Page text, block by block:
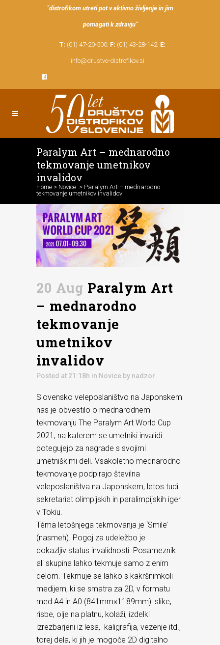
"distrofikom utreti pot v aktivno življenje in jim
pomagati k zdravju"
T: (01) 47-20-500; F: (01) 43-28-142; E:
info@drustvo-distrofikov.si
Paralym Art – mednarodno
tekmovanje umetnikov
invalidov
Home > Novice > Paralym Art – mednarodno
tekmovanje umetnikov invalidov
20 Aug Paralym Art
– mednarodno
tekmovanje
umetnikov
invalidov
Posted at 21:18h in Novice by nadzor
Slovensko veleposlaništvo na Japonskem
nas je obvestilo o mednarodnem
tekmovanju The Paralym Art World Cup
2021, na katerem se umetniki invalidi
potegujejo za nagrade s svojimi
umetniškimi deli. Vsakoletno mednarodno
tekmovanje podpirajo številna
veleposlaništva na Japonskem, letos tudi
sekretariat olimpijskih in paralimpijskih iger
v Tokiu.
Téma letošnjega tekmovanja je ‘Smile’
(nasmeh). Pogoj za udeležbo je
dokazljiv status invalidnosti. Posameznik
ali skupina lahko tekmuje samo z enim
delom. Tekmuje se lahko s kakršnimkoli
medijem, ki se smatra za 2D, v formatu
med A4 in A0 (841mm×1189mm): slike,
risbe, olje na platnu, kolaži, izdelki
izrezbarjeni iz lesa, kaligrafija, vezenje itd.,
torej dela, ki jih je mogoče 2D digitalno